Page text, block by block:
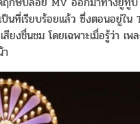
นที่เรียบร้อยแล้ว ซึ่งตอนอยู่ใ
ยงชื่นชม โดยเฉพาะเมื่อรู้ว่า เพ